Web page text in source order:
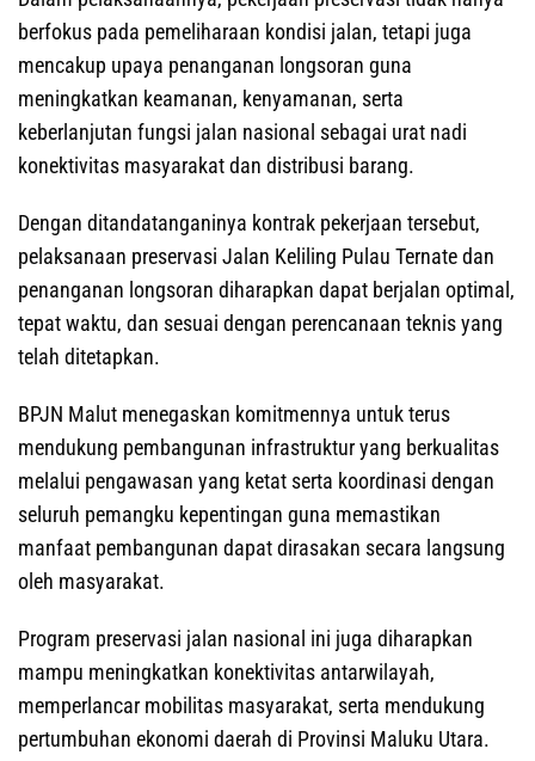
berfokus pada pemeliharaan kondisi jalan, tetapi juga
mencakup upaya penanganan longsoran guna
meningkatkan keamanan, kenyamanan, serta
keberlanjutan fungsi jalan nasional sebagai urat nadi
konektivitas masyarakat dan distribusi barang.
Dengan ditandatanganinya kontrak pekerjaan tersebut,
pelaksanaan preservasi Jalan Keliling Pulau Ternate dan
penanganan longsoran diharapkan dapat berjalan optimal,
tepat waktu, dan sesuai dengan perencanaan teknis yang
telah ditetapkan.
BPJN Malut menegaskan komitmennya untuk terus
mendukung pembangunan infrastruktur yang berkualitas
melalui pengawasan yang ketat serta koordinasi dengan
seluruh pemangku kepentingan guna memastikan
manfaat pembangunan dapat dirasakan secara langsung
oleh masyarakat.
Program preservasi jalan nasional ini juga diharapkan
mampu meningkatkan konektivitas antarwilayah,
memperlancar mobilitas masyarakat, serta mendukung
pertumbuhan ekonomi daerah di Provinsi Maluku Utara.